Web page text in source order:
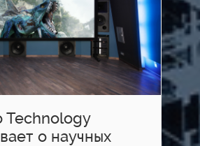
Technology
о научных